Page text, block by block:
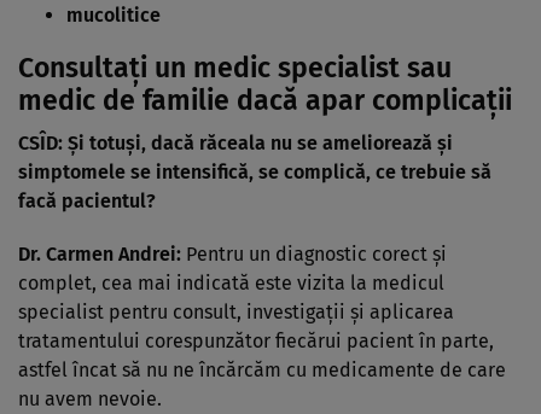
mucolitice
Consultați un medic specialist sau
medic de familie dacă apar complicații
CSÎD: Și totuși, dacă răceala nu se ameliorează și
simptomele se intensifică, se complică, ce trebuie să
facă pacientul?
Dr. Carmen Andrei: Pentru un diagnostic corect și
complet, cea mai indicată este vizita la medicul
specialist pentru consult, investigații și aplicarea
tratamentului corespunzător fiecărui pacient în parte,
astfel încat să nu ne încărcăm cu medicamente de care
nu avem nevoie.